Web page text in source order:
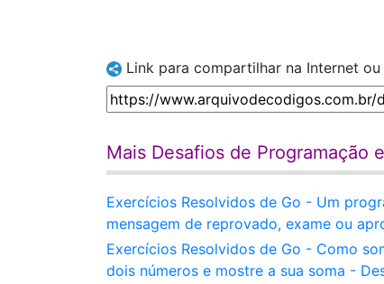
Link para compartilhar na Internet
Mais Desafios de Programação
Exercícios Resolvidos de Go - Um
mensagem de reprovado, exame ou
Exercícios Resolvidos de Go - Como
dois números e mostre a sua soma -